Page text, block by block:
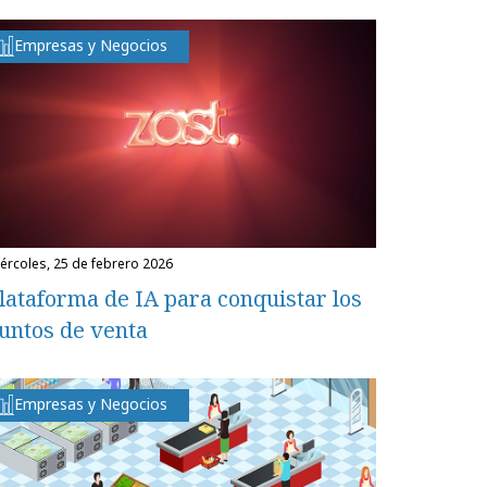
Empresas y Negocios
25 de febrero 2026
de IA para conquistar los
de venta
Empresas y Negocios